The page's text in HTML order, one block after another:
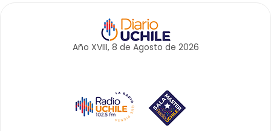
Año XVIII, 8 de Agosto de 2026